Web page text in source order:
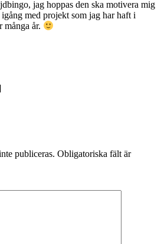
jag hoppas den ska motivera mig
med projekt som jag har haft i
många år.
publiceras. Obligatoriska fält är